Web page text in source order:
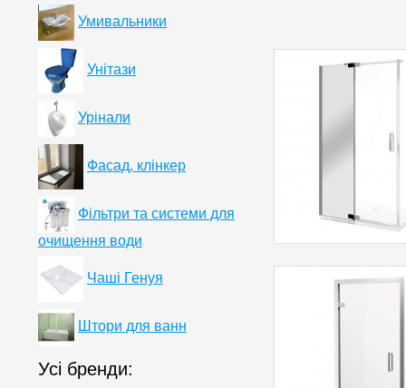
Умивальники
Унітази
Урінали
Фасад, клінкер
Фільтри та системи для
очищення води
Чаші Генуя
Штори для ванн
Усі бренди: